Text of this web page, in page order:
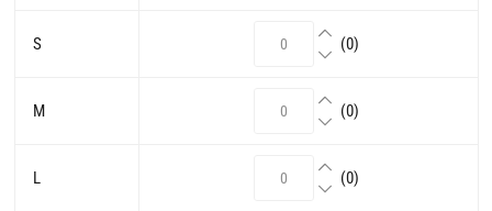
S (0)
M (0)
L (0)